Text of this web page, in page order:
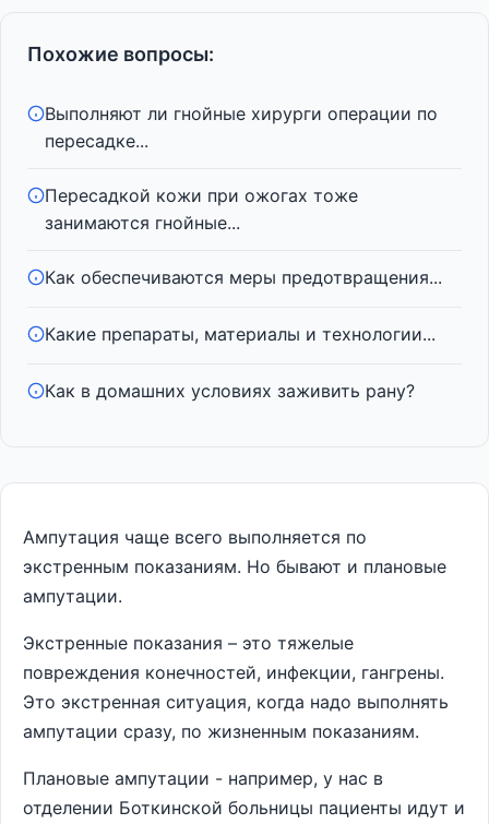
Похожие вопросы:
Выполняют ли гнойные хирурги операции по
пересадке...
Пересадкой кожи при ожогах тоже
занимаются гнойные...
Как обеспечиваются меры предотвращения...
Какие препараты, материалы и технологии...
Как в домашних условиях заживить рану?
Ампутация чаще всего выполняется по
экстренным показаниям. Но бывают и плановые
ампутации.
Экстренные показания – это тяжелые
повреждения конечностей, инфекции, гангрены.
Это экстренная ситуация, когда надо выполнять
ампутации сразу, по жизненным показаниям.
Плановые ампутации - например, у нас в
отделении Боткинской больницы пациенты идут и